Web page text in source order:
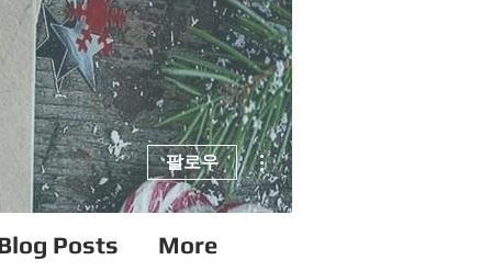
팔로우
더보기
Posts More